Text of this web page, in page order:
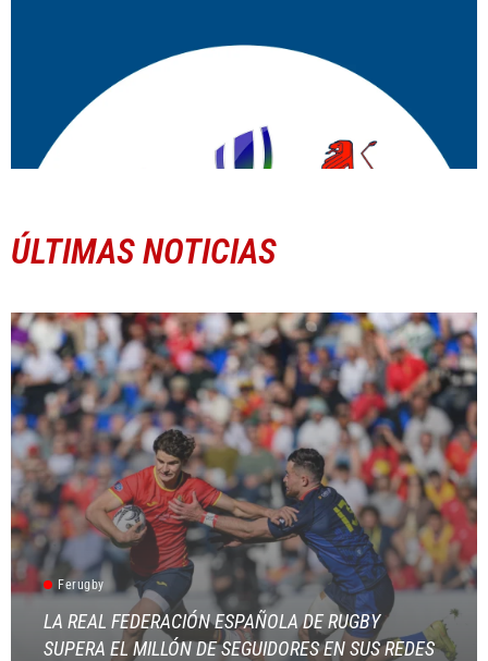
ÚLTIMAS NOTICIAS
Ferugby
LA REAL FEDERACIÓN ESPAÑOLA DE RUGBY
SUPERA EL MILLÓN DE SEGUIDORES EN SUS REDES